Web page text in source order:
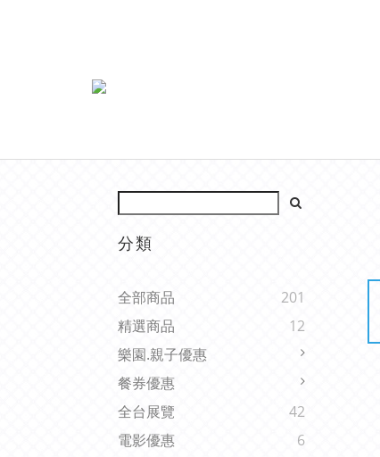
分類
全部商品
201
精選商品
12
樂園.親子優惠
餐券優惠
全台展覽
42
電影優惠
6